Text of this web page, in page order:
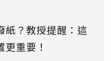
紙？教授提醒：這
重要！